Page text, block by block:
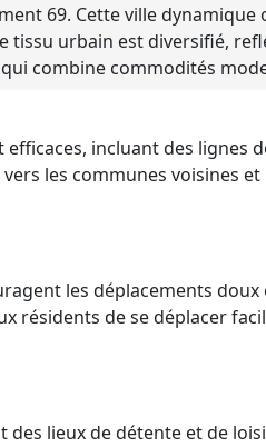
69. Cette ville
urbain est diversifié,
combine commodités
incluant des lignes
les communes voisines et
les déplacements doux
résidents de se déplacer
des lieux de détente et de